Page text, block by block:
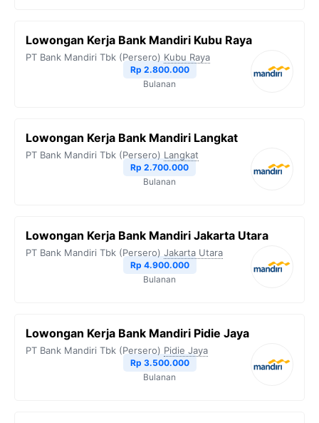
Lowongan Kerja Bank Mandiri Kubu Raya
PT Bank Mandiri Tbk (Persero) Kubu Raya
Rp 2.800.000
Bulanan
Lowongan Kerja Bank Mandiri Langkat
PT Bank Mandiri Tbk (Persero) Langkat
Rp 2.700.000
Bulanan
Lowongan Kerja Bank Mandiri Jakarta Utara
PT Bank Mandiri Tbk (Persero) Jakarta Utara
Rp 4.900.000
Bulanan
Lowongan Kerja Bank Mandiri Pidie Jaya
PT Bank Mandiri Tbk (Persero) Pidie Jaya
Rp 3.500.000
Bulanan